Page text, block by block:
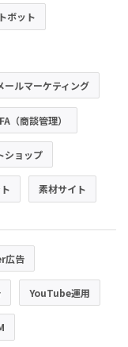
ボット
ールマーケティング
（商談管理）
ショップ
素材サイト
告
YouTube運用